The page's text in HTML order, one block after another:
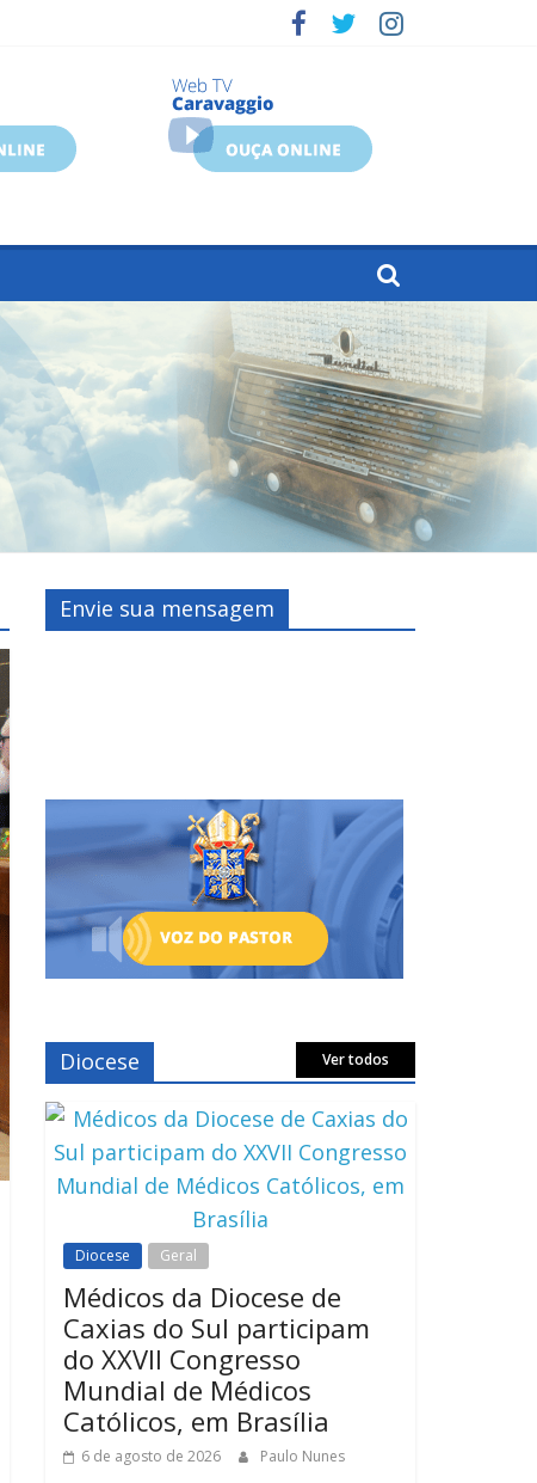
Envie sua mensagem
Diocese Ver todos
Diocese Geral
Médicos da Diocese de
Caxias do Sul participam
do XXVII Congresso
Mundial de Médicos
Católicos, em Brasília
6 de agosto de 2026 Paulo Nunes